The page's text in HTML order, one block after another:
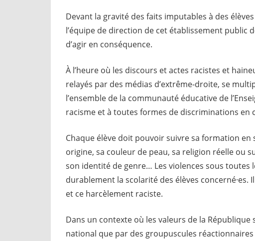
Devant la gravité des faits imputables à des
l’équipe de direction de cet établissement
d’agir en conséquence.
À l’heure où les discours et actes racistes et
relayés par des médias d’extrême-droite, se
l’ensemble de la communauté éducative de
racisme et à toutes formes de discriminations en
Chaque élève doit pouvoir suivre sa formation en
origine, sa couleur de peau, sa religion réelle ou
son identité de genre… Les violences sous
durablement la scolarité des élèves
et ce harcèlement raciste.
Dans un contexte où les valeurs de la
national que par des groupuscules